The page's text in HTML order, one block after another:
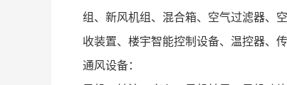
组、新风机组、混合箱、空气过滤器、
收装置、楼宇智能控制设备、温控器、
通风设备：